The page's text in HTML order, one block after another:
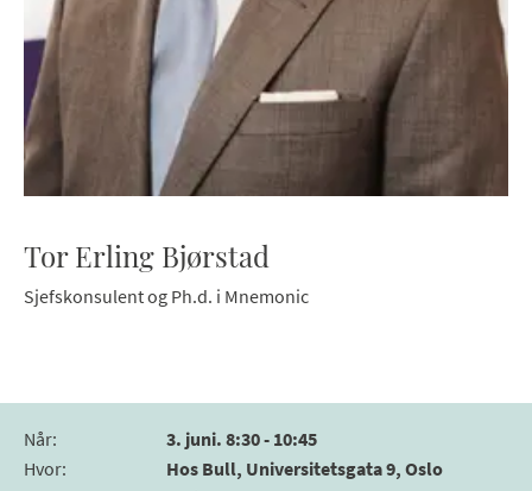
Tor Erling Bjørstad
Sjefskonsulent og Ph.d. i Mnemonic
Når:
3. juni. 8:30 - 10:45
Hvor:
Hos Bull, Universitetsgata 9, Oslo